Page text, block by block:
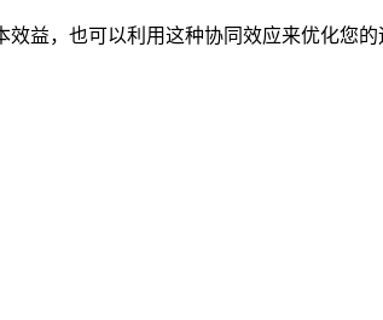
益，也可以利用这种协同效应来优化您